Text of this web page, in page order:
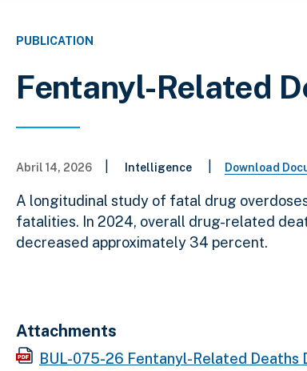
PUBLICATION
Fentanyl-Related
Abril 14, 2026 Intelligence Download
A longitudinal study of fatal drug
fatalities. In 2024, overall drug-related
decreased approximately 34 percent.
Attachments
BUL-075-26 Fentanyl-Related Deaths